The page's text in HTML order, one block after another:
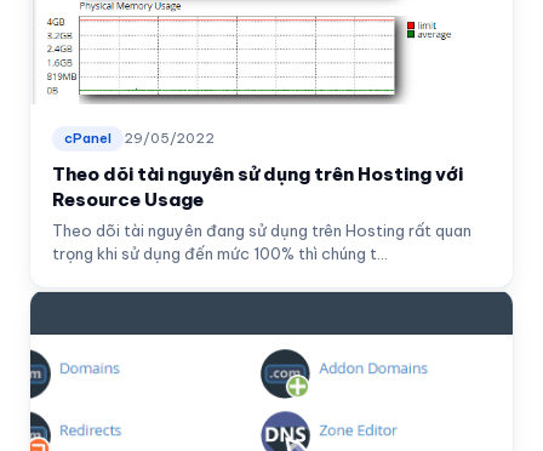
cPanel 29/05/2022
Theo dõi tài nguyên sử dụng trên Hosting với
Resource Usage
Theo dõi tài nguyên đang sử dụng trên Hosting rất quan
trọng khi sử dụng đến mức 100% thì chúng t...